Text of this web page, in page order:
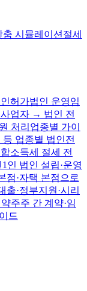
춤 시뮬레이션 절세
인허가법인 운영임
업자 → 법인 전
처리 업종별 가이
등 업종별 법인전
소득세 절세 전
1인 법인 설립·운영
점·자택 본점으로
출·정부지원·시리
약주주 간 계약·임
드